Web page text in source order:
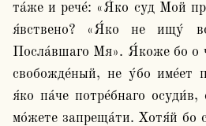
та́же и рече́: «Я́ко суд Мой
я́вствено? «Я́ко не ищу́
Посла́вшаго Мя». Я́коже бо о
свобожде́ный, не у́бо име́ет
я́ко па́че потре́бнаго
мо́жете запреща́ти. Хотя́й бо